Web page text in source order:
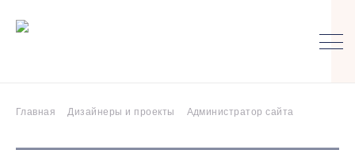
Главная Дизайнеры и проекты Администратор сайта